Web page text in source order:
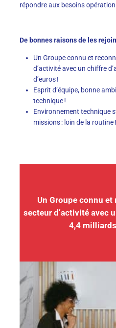
répondre aux besoins
De bonnes raisons de les
Un Groupe connu et
d’activité avec un chiffre
d’euros !
Esprit d’équipe, bonne
technique !
Environnement technique
missions : loin de la routine !
Un Groupe connu
secteur d’activité avec
4,4 milliards